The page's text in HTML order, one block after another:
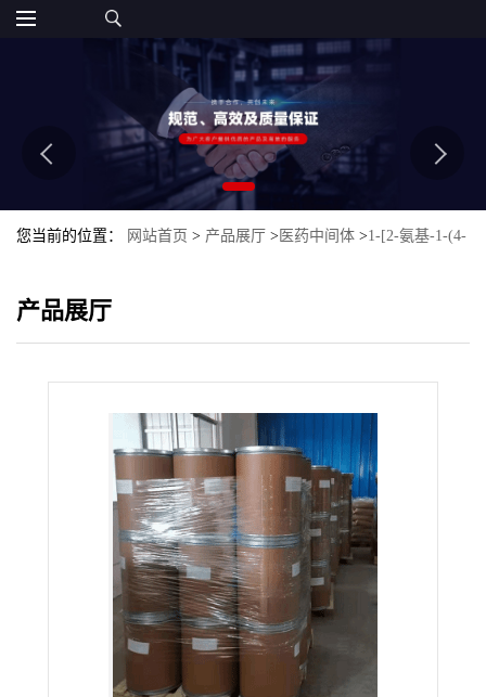
您当前的位置： 网站首页 > 产品展厅 >医药中间体 >1-[2-氨基-1-(4-
产品展厅